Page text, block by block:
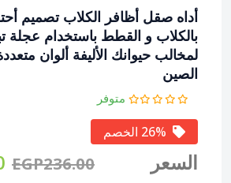
أداه صقل أظافر الكلاب تصميم
بالكلاب و القطط باستخدام عجلة
لمخالب حيوانك الأليفة ألوان
الصين
متوفر
السعر EGP236.00